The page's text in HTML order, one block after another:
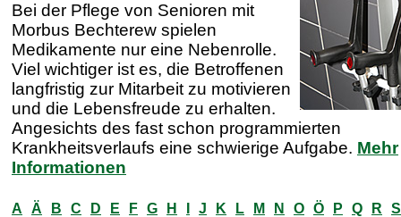
Bei der Pflege von Senioren mit
Morbus Bechterew spielen
Medikamente nur eine Nebenrolle.
Viel wichtiger ist es, die Betroffenen
langfristig zur Mitarbeit zu motivieren
und die Lebensfreude zu erhalten.
Angesichts des fast schon programmierten
Krankheitsverlaufs eine schwierige Aufgabe. Mehr
Informationen
A Ä B C D E F G H J K L M N O Ö P Q R S